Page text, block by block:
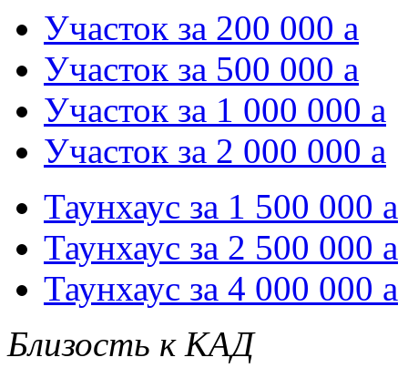
Участок за 200 000 a
Участок за 500 000 a
Участок за 1 000 000 a
Участок за 2 000 000 a
Таунхаус за 1 500 000 a
Таунхаус за 2 500 000 a
Таунхаус за 4 000 000 a
Близость к КАД